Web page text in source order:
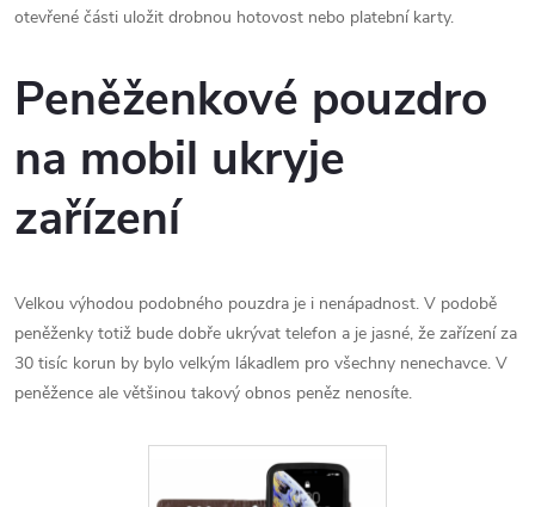
otevřené části uložit drobnou hotovost nebo platební karty.
Peněženkové pouzdro
na mobil ukryje
zařízení
Velkou výhodou podobného pouzdra je i nenápadnost. V podobě
peněženky totiž bude dobře ukrývat telefon a je jasné, že zařízení za
30 tisíc korun by bylo velkým lákadlem pro všechny nenechavce. V
peněžence ale většinou takový obnos peněz nenosíte.